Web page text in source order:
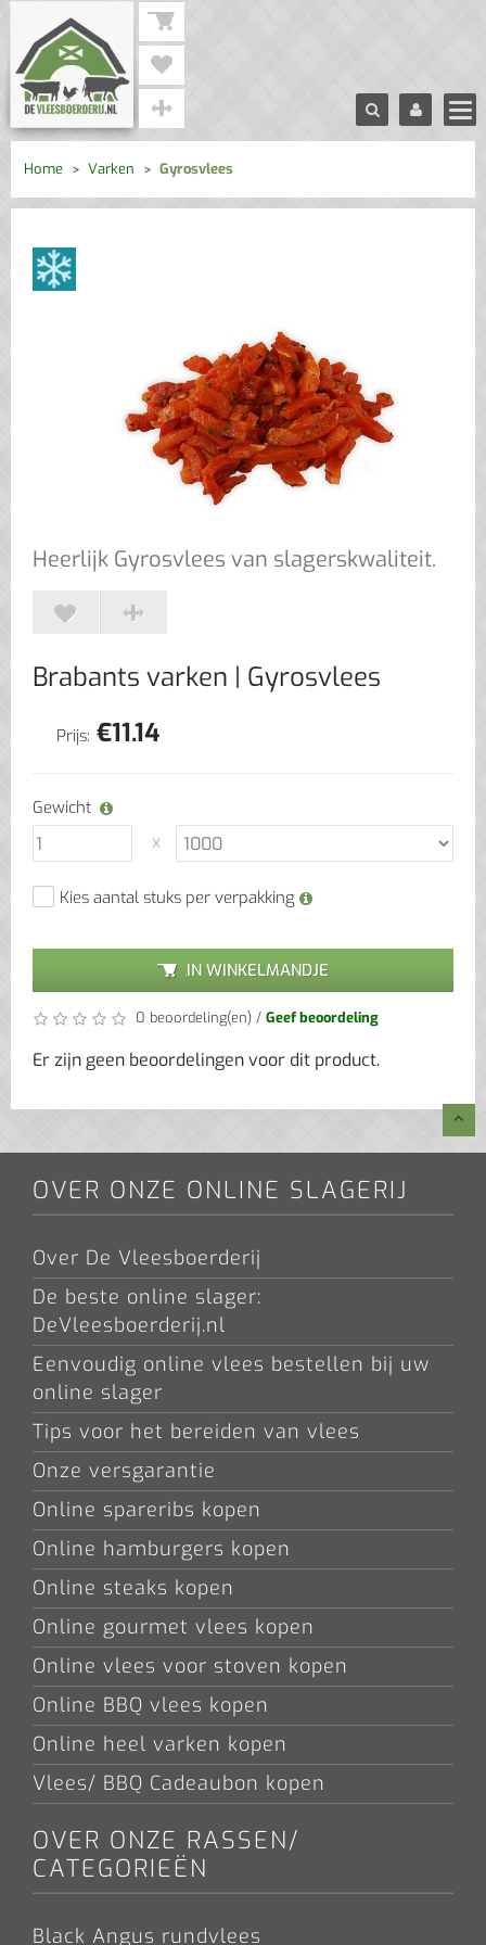
Home Varken Gyrosvlees
Heerlijk Gyrosvlees van slagerskwaliteit.
Brabants varken | Gyrosvlees
Prijs: €11.14
Gewicht
Kies aantal stuks per verpakking
IN WINKELMANDJE
0 beoordeling(en) / Geef beoordeling
Er zijn geen beoordelingen voor dit product.
OVER ONZE ONLINE SLAGERIJ
Over De Vleesboerderij
De beste online slager:
DeVleesboerderij.nl
Eenvoudig online vlees bestellen bij uw
online slager
Tips voor het bereiden van vlees
Onze versgarantie
Online spareribs kopen
Online hamburgers kopen
Online steaks kopen
Online gourmet vlees kopen
Online vlees voor stoven kopen
Online BBQ vlees kopen
Online heel varken kopen
Vlees/ BBQ Cadeaubon kopen
OVER ONZE RASSEN/
CATEGORIEËN
Black Angus rundvlees